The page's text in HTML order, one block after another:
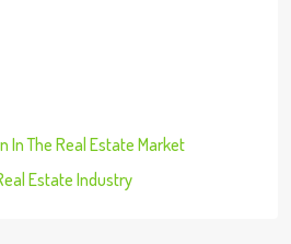
In The Real Estate Market
Estate Industry